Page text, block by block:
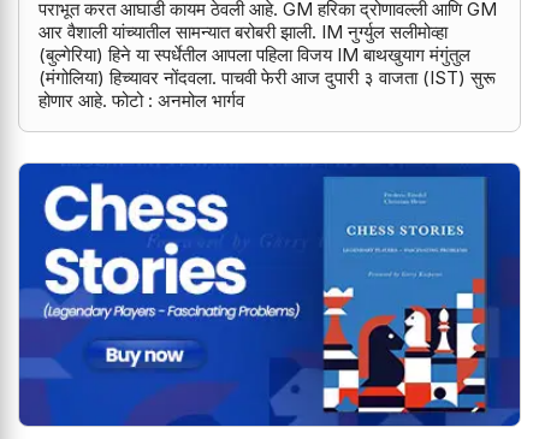
पराभूत करत आघाडी कायम ठेवली आहे. GM हरिका द्रोणावल्ली आणि GM
आर वैशाली यांच्यातील सामन्यात बरोबरी झाली. IM नुर्ग्युल सलीमोव्हा
(बुल्गेरिया) हिने या स्पर्धेतील आपला पहिला विजय IM बाथखुयाग मंगुंतुल
(मंगोलिया) हिच्यावर नोंदवला. पाचवी फेरी आज दुपारी ३ वाजता (IST) सुरू
होणार आहे. फोटो : अनमोल भार्गव